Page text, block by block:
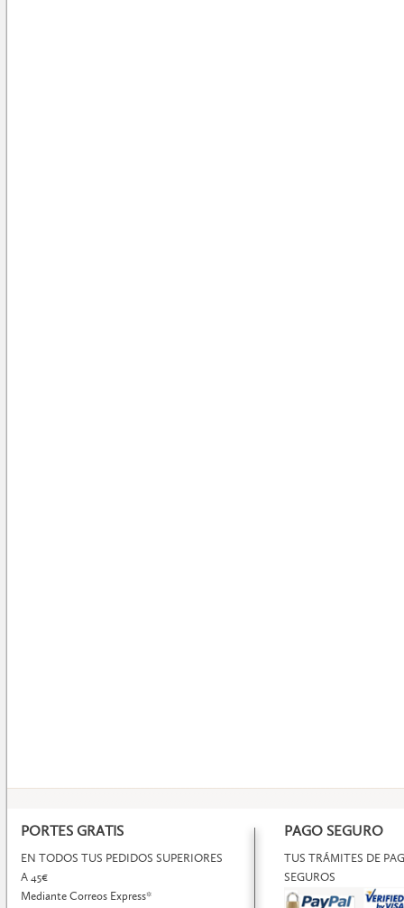
PORTES GRATIS
EN TODOS TUS PEDIDOS SUPERIORES
A 45€
Mediante Correos Express*
PAGO SEGURO
TUS TRÁMITES DE
SEGUROS